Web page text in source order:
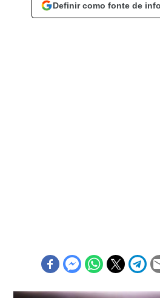
Definir como fonte de